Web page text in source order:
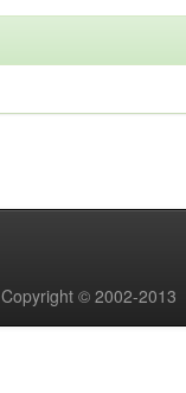
Copyright © 2002-2013